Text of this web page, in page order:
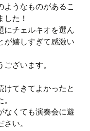
ようなものがあるこ
した！
にチェルキオを選ん
が嬉しすぎて感激い
ざいます。
けてきてよかったと
なくても演奏会に遊
い。